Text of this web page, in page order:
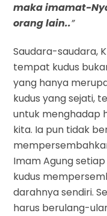
maka imamat-
orang lain..”
Saudara-saudara,
tempat kudus
yang hanya
kudus yang sejati,
untuk menghadap
kita. Ia pun tidak
Imam Agung
kudus
darahnya sendiri.
harus berulang-